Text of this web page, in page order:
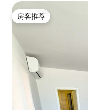
房客推荐
房客推荐